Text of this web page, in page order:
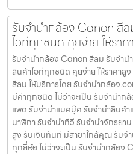
รับจำนำกล้อง Canon สี
ไอทีทุกชนิด คุยง่าย ให้ราค
รับจำนำกล้อง Canon สีลม รับจํานํ
สินค้าไอทีทุกชนิด คุยง่าย ให้ราคา
สีลม ให้บริการโดย รับจํานํากล้อง
มีค่าทุกชนิด ไม่ว่าจะเป็น รับจํานําก
แพด รับจํานําแมคบุ๊ค รับจํานําสินค้า
นาฬิกา รับจํานําทีวี รับจํานําจักรยา
สูง รับเงินทันที มีสาขาใกล้คุณ รับจ
ทุกยี่ห้อ ไม่ว่าจะเป็น รับจำนำกล้อง